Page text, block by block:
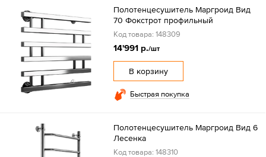
Полотенцесушитель Маргроид Вид
70 Фокстрот профильный
Код товара: 148309
14'991 р./шт
В корзину
Быстрая покупка
Полотенцесушитель Маргроид Вид 6
Лесенка
Код товара: 148310